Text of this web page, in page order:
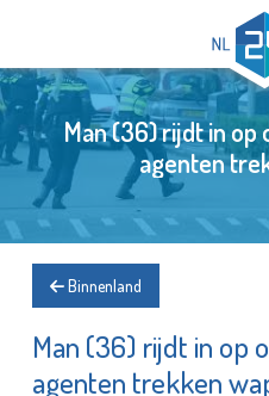
Man (36) rijdt in
agenten
Binnenland
Man (36) rijdt in op
agenten trekken